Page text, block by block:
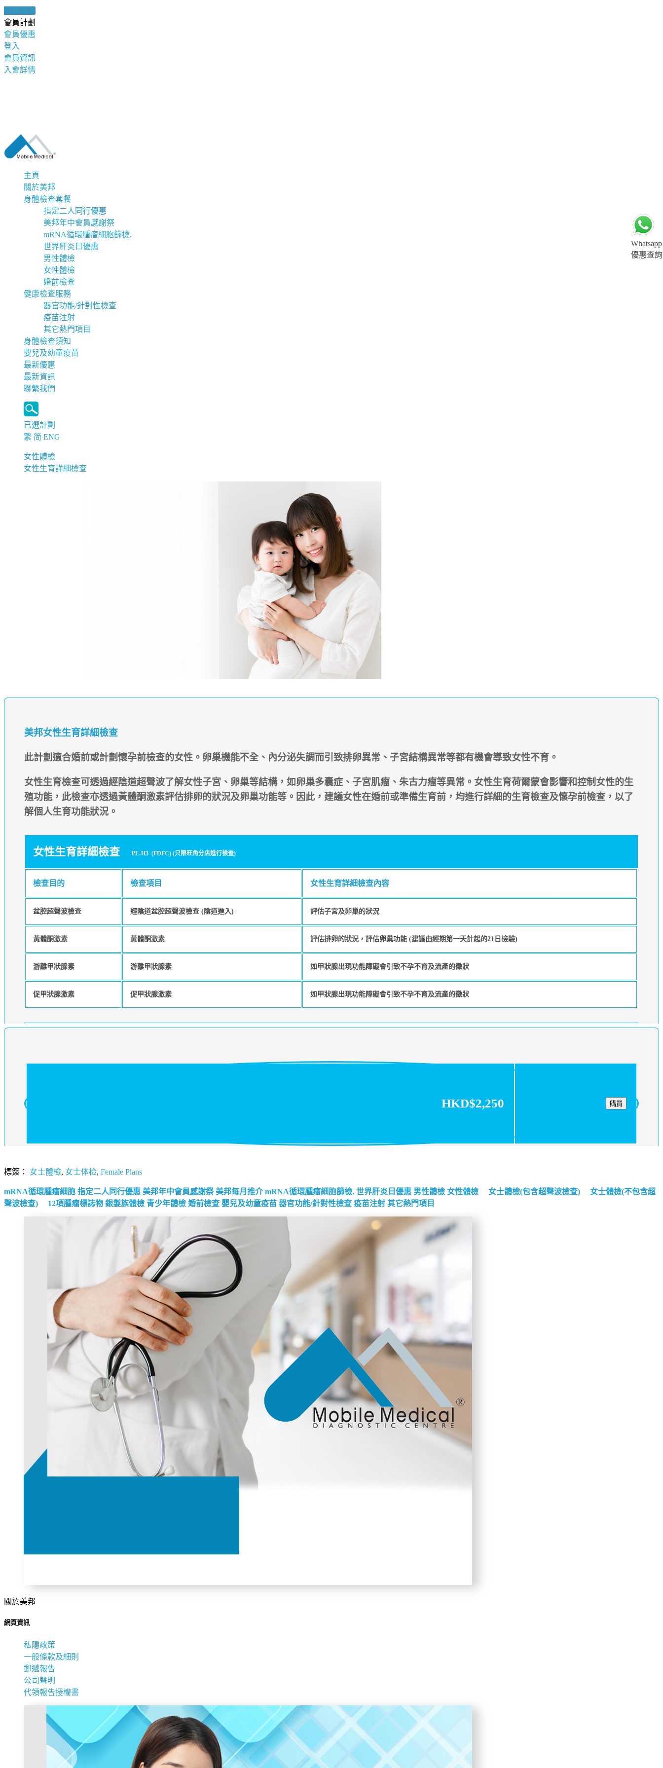
健康錦囊
會員計劃
會員優惠
登入
會員資訊
入會詳情
主頁
關於美邦
身體檢查套餐
指定二人同行優惠
美邦年中會員感謝祭
mRNA循環腫瘤細胞篩檢.
世界肝炎日優惠
男性體檢
女性體檢
婚前檢查
健康檢查服務
器官功能/針對性檢查
疫苗注射
其它熱門項目
身體檢查須知
嬰兒及幼童疫苗
最新優惠
最新資訊
聯繫我們
已選計劃
繁 简 ENG
Whatsapp
優惠查詢
女性體檢
女性生育詳細檢查
美邦女性生育詳細檢查
此計劃適合婚前或計劃懷孕前檢查的女性。卵巢機能不全、內分泌失調而引致排卵異常、子宮結構異常等都有機會導致女性不育。
女性生育檢查可透過經陰道超聲波了解女性子宮、卵巢等結構，如卵巢多囊症、子宮肌瘤、朱古力瘤等異常。女性生育荷爾蒙會影響和控制女性的生
殖功能，此檢查亦透過黃體酮激素評估排卵的狀況及卵巢功能等。因此，建議女性在婚前或準備生育前，均進行詳細的生育檢查及懷孕前檢查，以了
解個人生育功能狀況。
女性生育詳細檢查 PL-H3 (FDFC) (只限旺角分店進行檢查)
檢查目的 檢查項目 女性生育詳細檢查內容
盆腔超聲波檢查 經陰道盆腔超聲波檢查 (陰道進入) 評估子宮及卵巢的狀況
黃體酮激素 黃體酮激素 評估排卵的狀況，評估卵巢功能 (建議由經期第一天計起的21日檢驗)
游離甲狀腺素 游離甲狀腺素 如甲狀腺出現功能障礙會引致不孕不育及流產的徵狀
促甲狀腺激素 促甲狀腺激素 如甲狀腺出現功能障礙會引致不孕不育及流產的徵狀
HKD$2,250 購買
標簽： 女士體檢, 女士体检, Female Plans
mRNA循環腫瘤細胞 指定二人同行優惠 美邦年中會員感謝祭 美邦每月推介 mRNA循環腫瘤細胞篩檢. 世界肝炎日優惠 男性體檢 女性體檢 女士體檢(包含超聲波檢查)
女士體檢(不包含超
聲波檢查)
12項腫瘤標誌物 銀髮族體檢 青少年體檢 婚前檢查 嬰兒及幼童疫苗 器官功能/針對性檢查 疫苗注射 其它熱門項目
關於美邦
網頁資訊
私隱政策
一般條款及細則
郵遞報告
公司聲明
代領報告授權書